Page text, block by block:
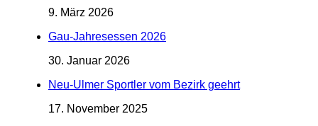
9. März 2026
Gau-Jahresessen 2026
30. Januar 2026
Neu-Ulmer Sportler vom Bezirk geehrt
17. November 2025